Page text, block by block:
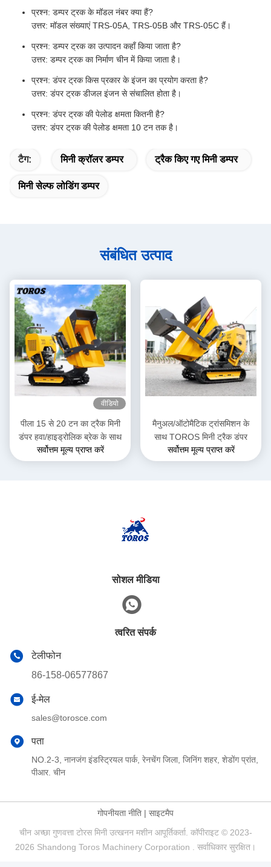
प्रश्न: डम्पर ट्रक के मॉडल नंबर क्या हैं?
उत्तर: मॉडल संख्याएं TRS-05A, TRS-05B और TRS-05C हैं।
प्रश्न: डम्पर ट्रक का उत्पादन कहाँ किया जाता है?
उत्तर: डम्पर ट्रक का निर्माण चीन में किया जाता है।
प्रश्न: डंपर ट्रक किस प्रकार के इंजन का प्रयोग करता है?
उत्तर: डंपर ट्रक डीजल इंजन से संचालित होता है।
प्रश्न: डंपर ट्रक की पेलोड क्षमता कितनी है?
उत्तर: डंपर ट्रक की पेलोड क्षमता 10 टन तक है।
टैग: मिनी क्रॉलर डम्पर ट्रैक किए गए मिनी डम्पर
मिनी सेल्फ लोडिंग डम्पर
संबंधित उत्पाद
वीडियो
पीला 15 से 20 टन का ट्रैक मिनी
डंपर हवा/हाइड्रोलिक ब्रेक के साथ
सर्वोत्तम मूल्य प्राप्त करें
मैनुअल/ऑटोमैटिक ट्रांसमिशन के
साथ TOROS मिनी ट्रैक डंपर
सर्वोत्तम मूल्य प्राप्त करें
सोशल मीडिया
त्वरित संपर्क
टेलीफोन
86-158-06577867
ई-मेल
sales@torosce.com
पता
NO.2-3, नानजंग इंडस्ट्रियल पार्क, रेनचेंग जिला, जिनिंग शहर, शेडोंग प्रांत,
पीआर. चीन
गोपनीयता नीति | साइटमैप
चीन अच्छा गुणवत्ता टोरस मिनी उत्खनन मशीन आपूर्तिकर्ता. कॉपीराइट © 2023-
2026 Shandong Toros Machinery Corporation . सर्वाधिकार सुरक्षित।